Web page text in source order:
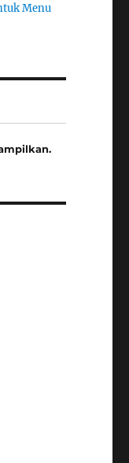
Menu